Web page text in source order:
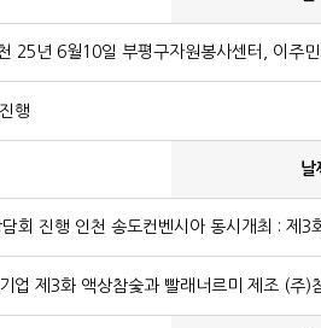
25년 6월10일 부평구자원봉사센터, 이주
행
날
회 진행 인천 송도컨벤시아 동시개최 : 제3
업 제3화 액상참숯과 빨래너르미 제조 (주)